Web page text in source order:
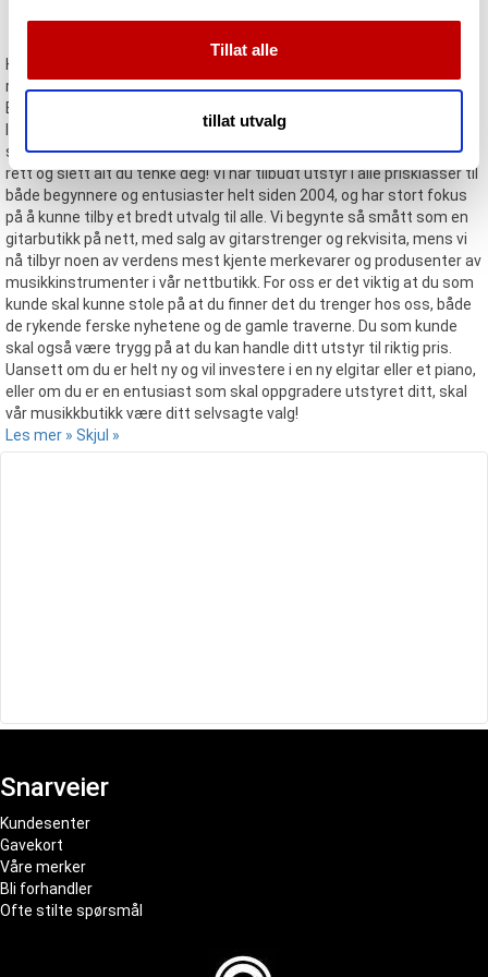
vårt, med partnerne våre innen sosiale medier,
annonsering og analysearbeid, som kan kombinere den
med annen informasjon du har gjort tilgjengelig for dem,
Tillat alle
tillat utvalg
musikkbutikk på nett
Har du den samme lidenskapen for musikkinstrumenter og
musikkutstyr som vi har, så har du kommet til helt riktig sted! Vi hos
Evenstad Musikk tilbyr et stort og variert utvalg av musikk- og
lydutstyr på nett. Hos oss finner du alt fra gitarer, forsterkere og
strenger, til pianoer, trommesett, mikrofoner og akustikkløsninger –
rett og slett alt du tenke deg! Vi har tilbudt utstyr i alle prisklasser til
både begynnere og entusiaster helt siden 2004, og har stort fokus
på å kunne tilby et bredt utvalg til alle. Vi begynte så smått som en
gitarbutikk på nett, med salg av gitarstrenger og rekvisita, mens vi
nå tilbyr noen av verdens mest kjente merkevarer og produsenter av
musikkinstrumenter i vår nettbutikk. For oss er det viktig at du som
kunde skal kunne stole på at du finner det du trenger hos oss, både
de rykende ferske nyhetene og de gamle traverne. Du som kunde
skal også være trygg på at du kan handle ditt utstyr til riktig pris.
Uansett om du er helt ny og vil investere i en ny elgitar eller et piano,
eller om du er en entusiast som skal oppgradere utstyret ditt, skal
vår musikkbutikk være ditt selvsagte valg!
Les mer » Skjul »
Snarveier
Kundesenter
Gavekort
Våre merker
Bli forhandler
Ofte stilte spørsmål